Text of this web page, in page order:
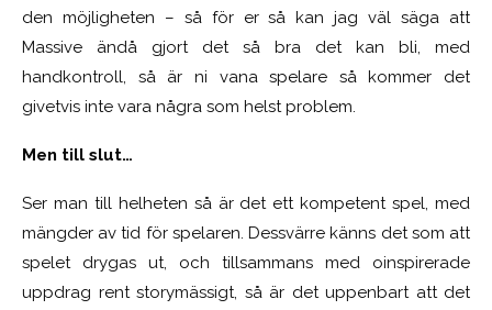
den möjligheten – så för er så kan jag väl säga att
Massive ändå gjort det så bra det kan bli, med
handkontroll, så är ni vana spelare så kommer det
givetvis inte vara några som helst problem.
Men till slut…
Ser man till helheten så är det ett kompetent spel, med
mängder av tid för spelaren. Dessvärre känns det som att
spelet drygas ut, och tillsammans med oinspirerade
uppdrag rent storymässigt, så är det uppenbart att det